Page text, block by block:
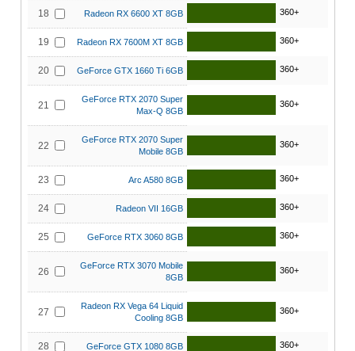
18 Radeon RX 6600 XT 8GB 360+
19 Radeon RX 7600M XT 8GB 360+
20 GeForce GTX 1660 Ti 6GB 360+
21
GeForce RTX 2070 Super
Max-Q 8GB
360+
22
GeForce RTX 2070 Super
Mobile 8GB
360+
23 Arc A580 8GB 360+
24 Radeon VII 16GB 360+
25 GeForce RTX 3060 8GB 360+
26
GeForce RTX 3070 Mobile
8GB
360+
27
Radeon RX Vega 64 Liquid
Cooling 8GB
360+
28 GeForce GTX 1080 8GB 360+